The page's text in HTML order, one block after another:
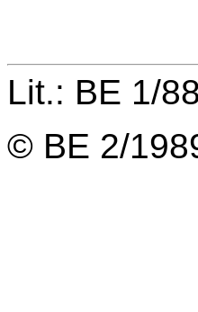
Lit.: BE 1/
© BE 2/